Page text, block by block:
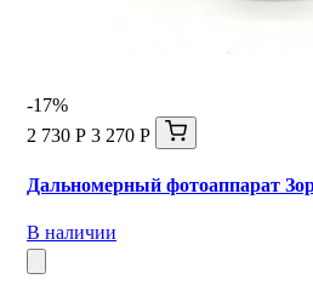
-17%
2 730 Р 3 270 Р
Дальномерный фотоаппарат
В наличии